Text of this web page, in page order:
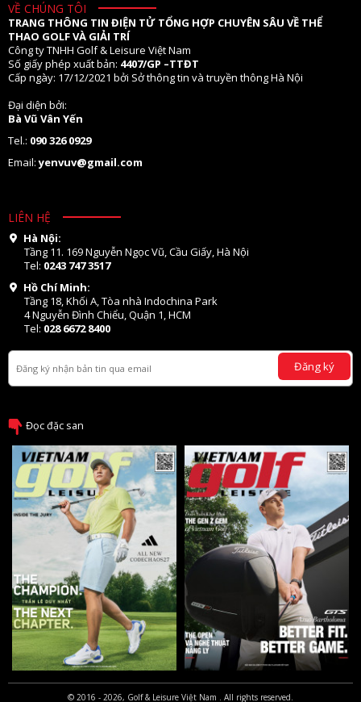
VỀ CHÚNG TÔI
TRANG THÔNG TIN ĐIỆN TỬ TỔNG HỢP CHUYÊN SÂU VỀ THỂ
THAO GOLF VÀ GIẢI TRÍ
Công ty TNHH Golf & Leisure Việt Nam
Số giấy phép xuất bản: 4407/GP –TTĐT
Cấp ngày: 17/12/2021 bởi Sở thông tin và truyền thông Hà Nội
Đại diện bởi:
Bà Vũ Vân Yến
Tel.: 090 326 0929
Email:yenvuv@gmail.com
LIÊN HỆ
Hà Nội:
Tầng 11. 169 Nguyễn Ngọc Vũ, Cầu Giấy, Hà Nội
Tel: 0243 747 3517
Hồ Chí Minh:
Tầng 18, Khối A, Tòa nhà Indochina Park
4 Nguyễn Đình Chiểu, Quận 1, HCM
Tel: 028 6672 8400
Đăng ký
Đọc đặc san
© 2016 - 2026, Golf & Leisure Việt Nam . All rights reserved.